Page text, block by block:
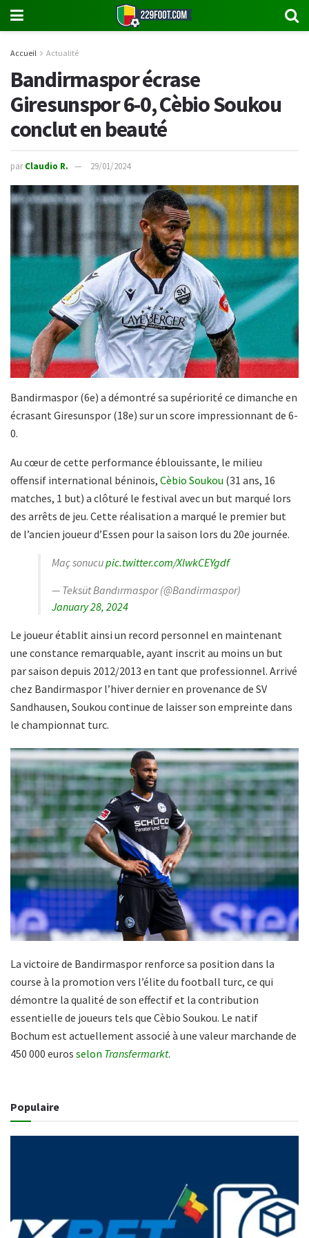
Accueil Actualité
Bandirmaspor écrase
Giresunspor 6-0, Cèbio Soukou
conclut en beauté
par Claudio R. 29/01/2024
Bandirmaspor (6e) a démontré sa supériorité ce dimanche en
écrasant Giresunspor (18e) sur un score impressionnant de 6-
0.
Au cœur de cette performance éblouissante, le milieu
offensif international béninois, Cèbio Soukou (31 ans, 16
matches, 1 but) a clôturé le festival avec un but marqué lors
des arrêts de jeu. Cette réalisation a marqué le premier but
de l’ancien joueur d’Essen pour la saison lors du 20e journée.
Maç sonucupic.twitter.com/XlwkCEYgdf
— Teksüt Bandırmaspor (@Bandirmaspor)
January 28, 2024
Le joueur établit ainsi un record personnel en maintenant
une constance remarquable, ayant inscrit au moins un but
par saison depuis 2012/2013 en tant que professionnel. Arrivé
chez Bandirmaspor l’hiver dernier en provenance de SV
Sandhausen, Soukou continue de laisser son empreinte dans
le championnat turc.
La victoire de Bandirmaspor renforce sa position dans la
course à la promotion vers l’élite du football turc, ce qui
démontre la qualité de son effectif et la contribution
essentielle de joueurs tels que Cèbio Soukou. Le natif
Bochum est actuellement associé à une valeur marchande de
450 000 euros selon Transfermarkt.
Populaire